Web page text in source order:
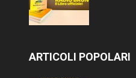
ARTICOLI POPOLARI